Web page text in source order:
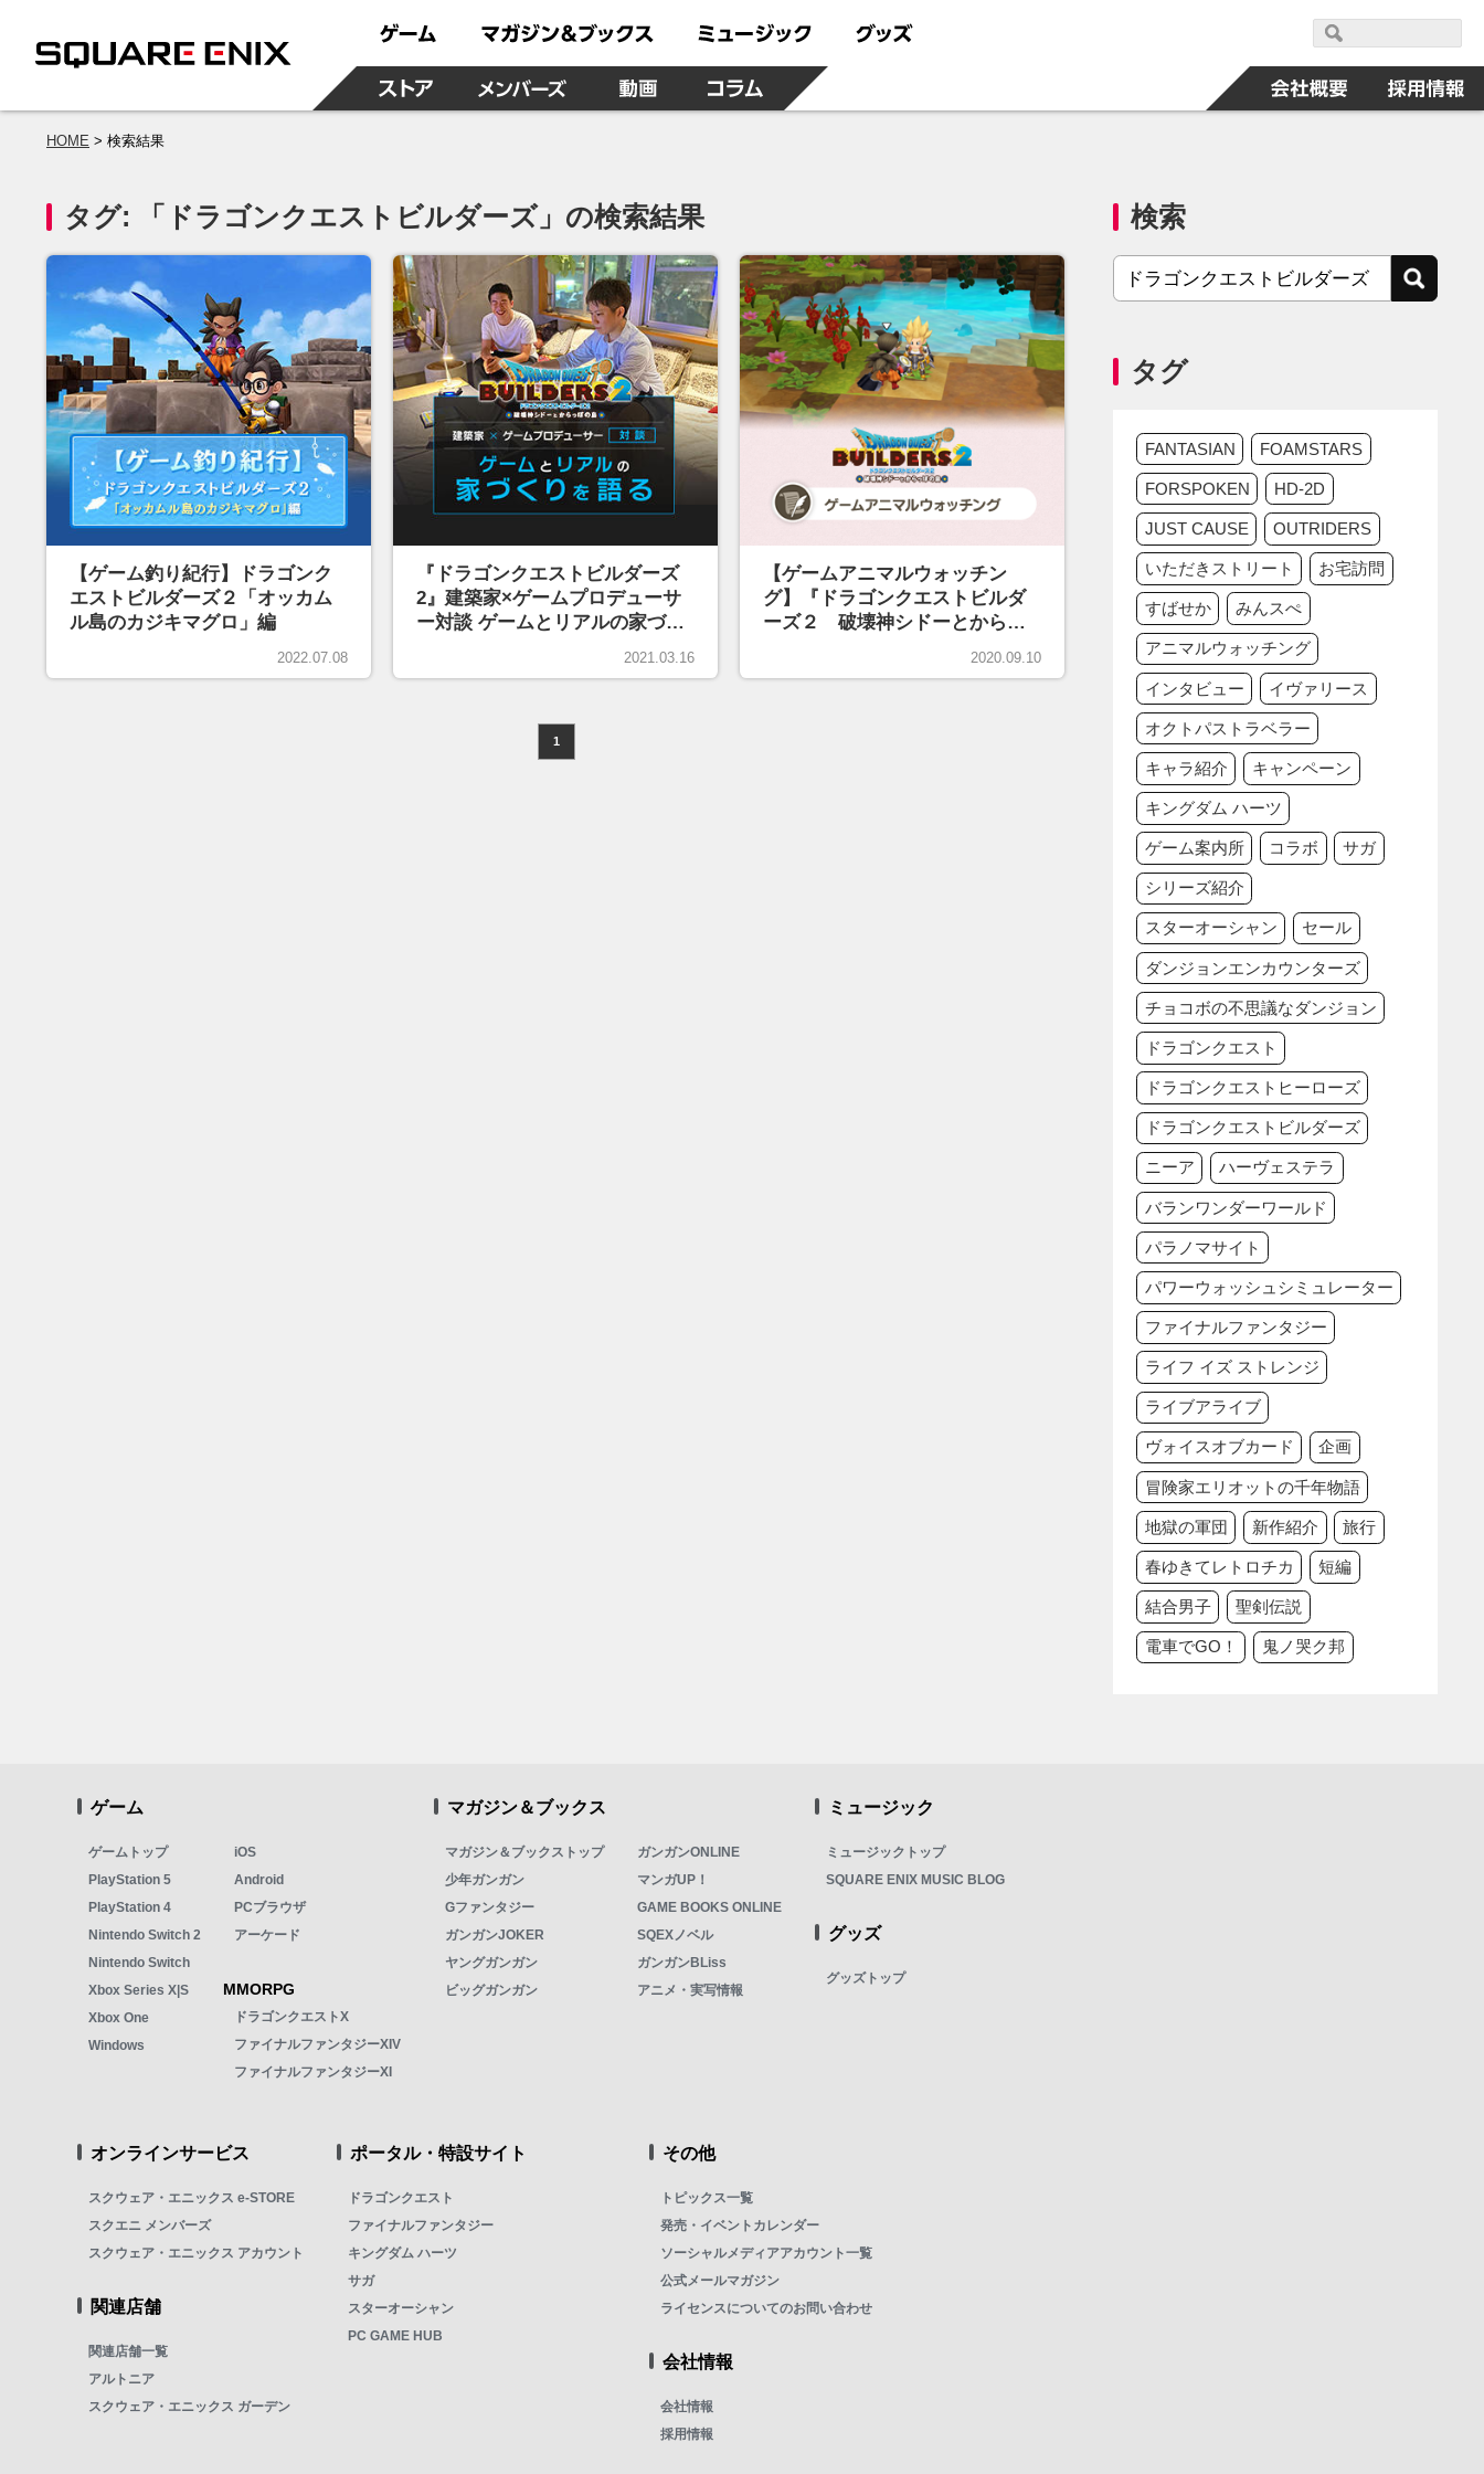
HOME 検索結果
タグ: 「ドラゴンクエストビルダーズ」の検索結果
【ゲーム釣り紀行】ドラゴンク
エストビルダーズ２「オッカム
ル島のカジキマグロ」編
2022.07.08
『ドラゴンクエストビルダーズ
2』建築家×ゲームプロデューサ
ー対談 ゲームとリアルの家づく
りを語る 【ゲーム建築学】
2021.03.16
【ゲームアニマルウォッチン
グ】『ドラゴンクエストビルダ
ーズ２ 破壊神シドーとからっ
2020.09.10
1
検索
タグ
FANTASIAN FOAMSTARS
FORSPOKEN HD-2D
JUST CAUSE OUTRIDERS
いただきストリート お宅訪問
すばせか みんスぺ
アニマルウォッチング
インタビュー イヴァリース
オクトパストラベラー
キャラ紹介 キャンペーン
キングダム ハーツ
ゲーム案内所 コラボ サガ
シリーズ紹介
スターオーシャン セール
ダンジョンエンカウンターズ
チョコボの不思議なダンジョン
ドラゴンクエスト
ドラゴンクエストヒーローズ
ドラゴンクエストビルダーズ
ニーア ハーヴェステラ
バランワンダーワールド
パラノマサイト
パワーウォッシュシミュレーター
ファイナルファンタジー
ライフ イズ ストレンジ
ライブアライブ
ヴォイスオブカード 企画
冒険家エリオットの千年物語
地獄の軍団 新作紹介 旅行
春ゆきてレトロチカ 短編
結合男子 聖剣伝説
電車でGO！ 鬼ノ哭ク邦
ゲーム
ゲームトップ
PlayStation 5
PlayStation 4
Nintendo Switch 2
Nintendo Switch
Xbox Series X|S
Xbox One
Windows
iOS
Android
PCブラウザ
アーケード
MMORPG
ドラゴンクエストX
ファイナルファンタジーXIV
ファイナルファンタジーXI
マガジン＆ブックス
マガジン＆ブックストップ
少年ガンガン
Gファンタジー
ガンガンJOKER
ヤングガンガン
ビッグガンガン
ガンガンONLINE
マンガUP！
GAME BOOKS ONLINE
SQEXノベル
ガンガンBLiss
アニメ・実写情報
ミュージック
ミュージックトップ
SQUARE ENIX MUSIC BLOG
グッズ
グッズトップ
オンラインサービス
スクウェア・エニックス e-STORE
スクエニ メンバーズ
スクウェア・エニックス アカウント
関連店舗
関連店舗一覧
アルトニア
スクウェア・エニックス ガーデン
ポータル・特設サイト
ドラゴンクエスト
ファイナルファンタジー
キングダム ハーツ
サガ
スターオーシャン
PC GAME HUB
その他
トピックス一覧
発売・イベントカレンダー
ソーシャルメディアアカウント一覧
公式メールマガジン
ライセンスについてのお問い合わせ
会社情報
会社情報
採用情報